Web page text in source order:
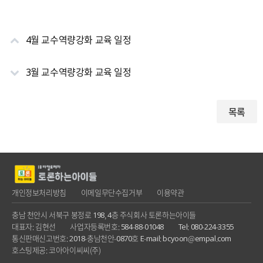
4월 교수역량강화 교육 일정
3월 교수역량강화 교육 일정
목록
개인정보처리방침 이메일무단수집거부
이용약관
충남 천안시 서북구 봉정로 198, 4층 주식회사 토론하는아이들
대표자: 김현선
사업자등록번호: 584-88-01048
Tel: 080-224-3355
통신판매신고번호: 2018-충남천안-0870호 E-mail: bcyoon@empal.com
호스팅제공: 코아아이씨씨(주)